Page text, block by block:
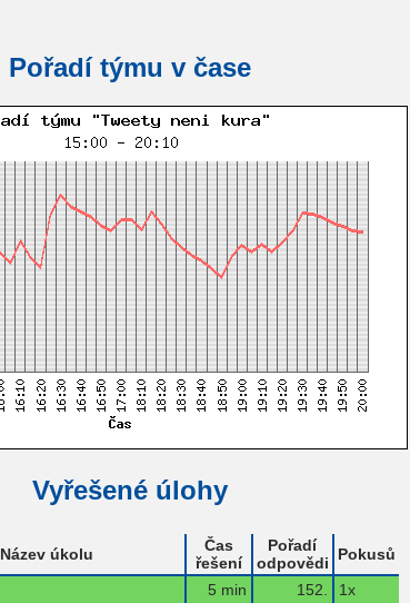
Pořadí týmu v čase
Vyřešené úlohy
Název úkolu
Čas
řešení
Pořadí
odpovědi
Pokusů
5 min 152.
1x